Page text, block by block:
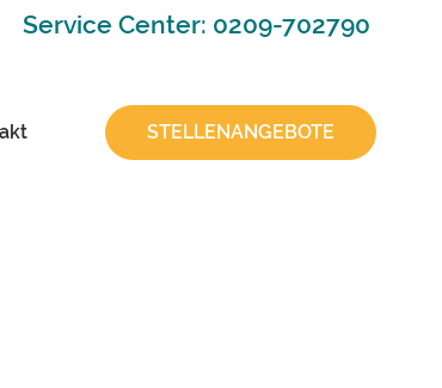
Service Center: 0209-702790
STELLENANGEBOTE